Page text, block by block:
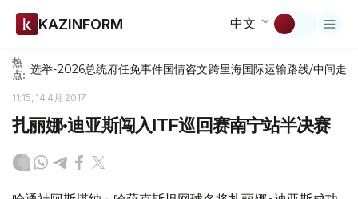
KAZINFORM 中文
热
点: 选举-2026总统府任免事件国情咨文跨里海国际运输路线/中间走廊
11:15, 14 4月 2017
扎丽娜•迪亚斯闯入ITF巡回赛南宁站半决赛